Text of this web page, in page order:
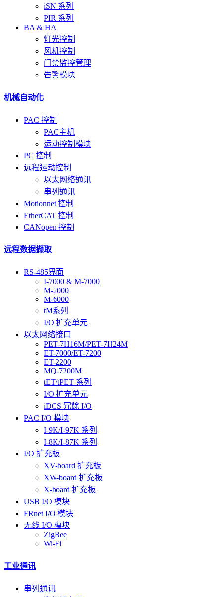
iSN 系列
PIR 系列
BA & HA
灯光控制
风机控制
门禁监控管理
告警模块
机械自动化
PAC 控制
PAC主机
运动控制模块
PC 控制
远程运动控制
以太网络通讯
串列通讯
Motionnet 控制
EtherCAT 控制
CANopen 控制
远程数据撷取
RS-485界面
I-7000 & M-7000
M-2000
M-6000
tM系列
I/O 扩充单元
以太网络接口
PET-7H16M/PET-7H24M
ET-7000/ET-7200
ET-2200
MQ-7200M
tET/tPET 系列
I/O 扩充单元
iDCS 冗餘 I/O
PAC I/O 模块
I-9K/I-97K 系列
I-8K/I-87K 系列
I/O 扩充板
XV-board 扩充板
XW-board 扩充板
X-board 扩充板
USB I/O 模块
FRnet I/O 模块
无线 I/O 模块
ZigBee
Wi-Fi
工业通讯
串列通讯